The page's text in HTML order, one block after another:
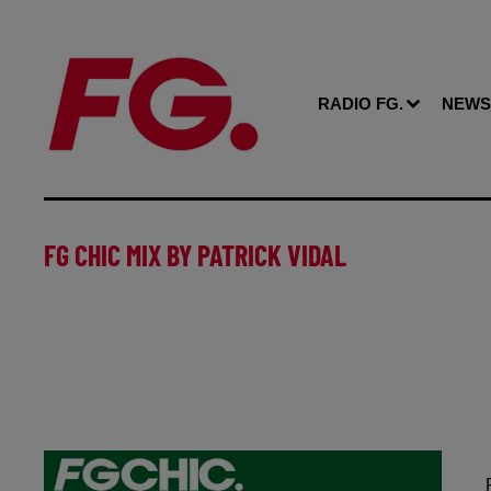
RADIO FG. NEWS
FG CHIC MIX BY PATRICK VIDAL